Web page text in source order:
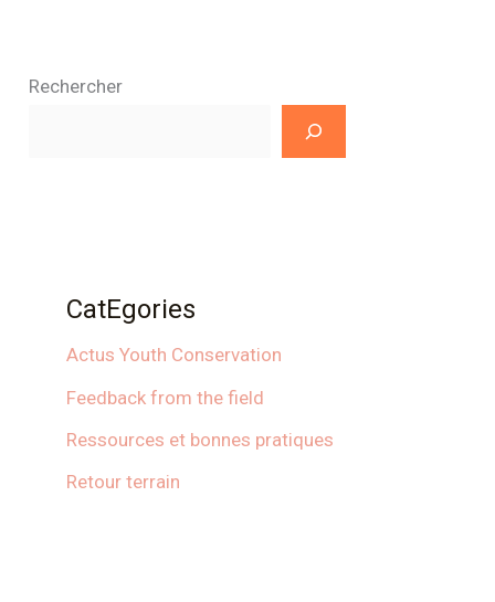
Rechercher
CatEgories
Actus Youth Conservation
Feedback from the field
Ressources et bonnes pratiques
Retour terrain